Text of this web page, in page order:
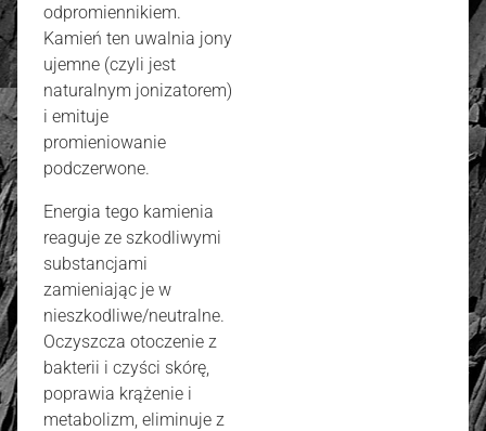
odpromiennikiem.
Kamień ten uwalnia jony
ujemne (czyli jest
naturalnym jonizatorem)
i emituje
promieniowanie
podczerwone.
Energia tego kamienia
reaguje ze szkodliwymi
substancjami
zamieniając je w
nieszkodliwe/neutralne.
Oczyszcza otoczenie z
bakterii i czyści skórę,
poprawia krążenie i
metabolizm, eliminuje z